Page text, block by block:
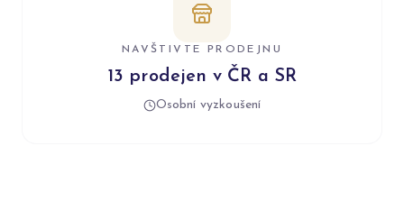
NAVŠTIVTE PRODEJNU
13 prodejen v ČR a SR
Osobní vyzkoušení